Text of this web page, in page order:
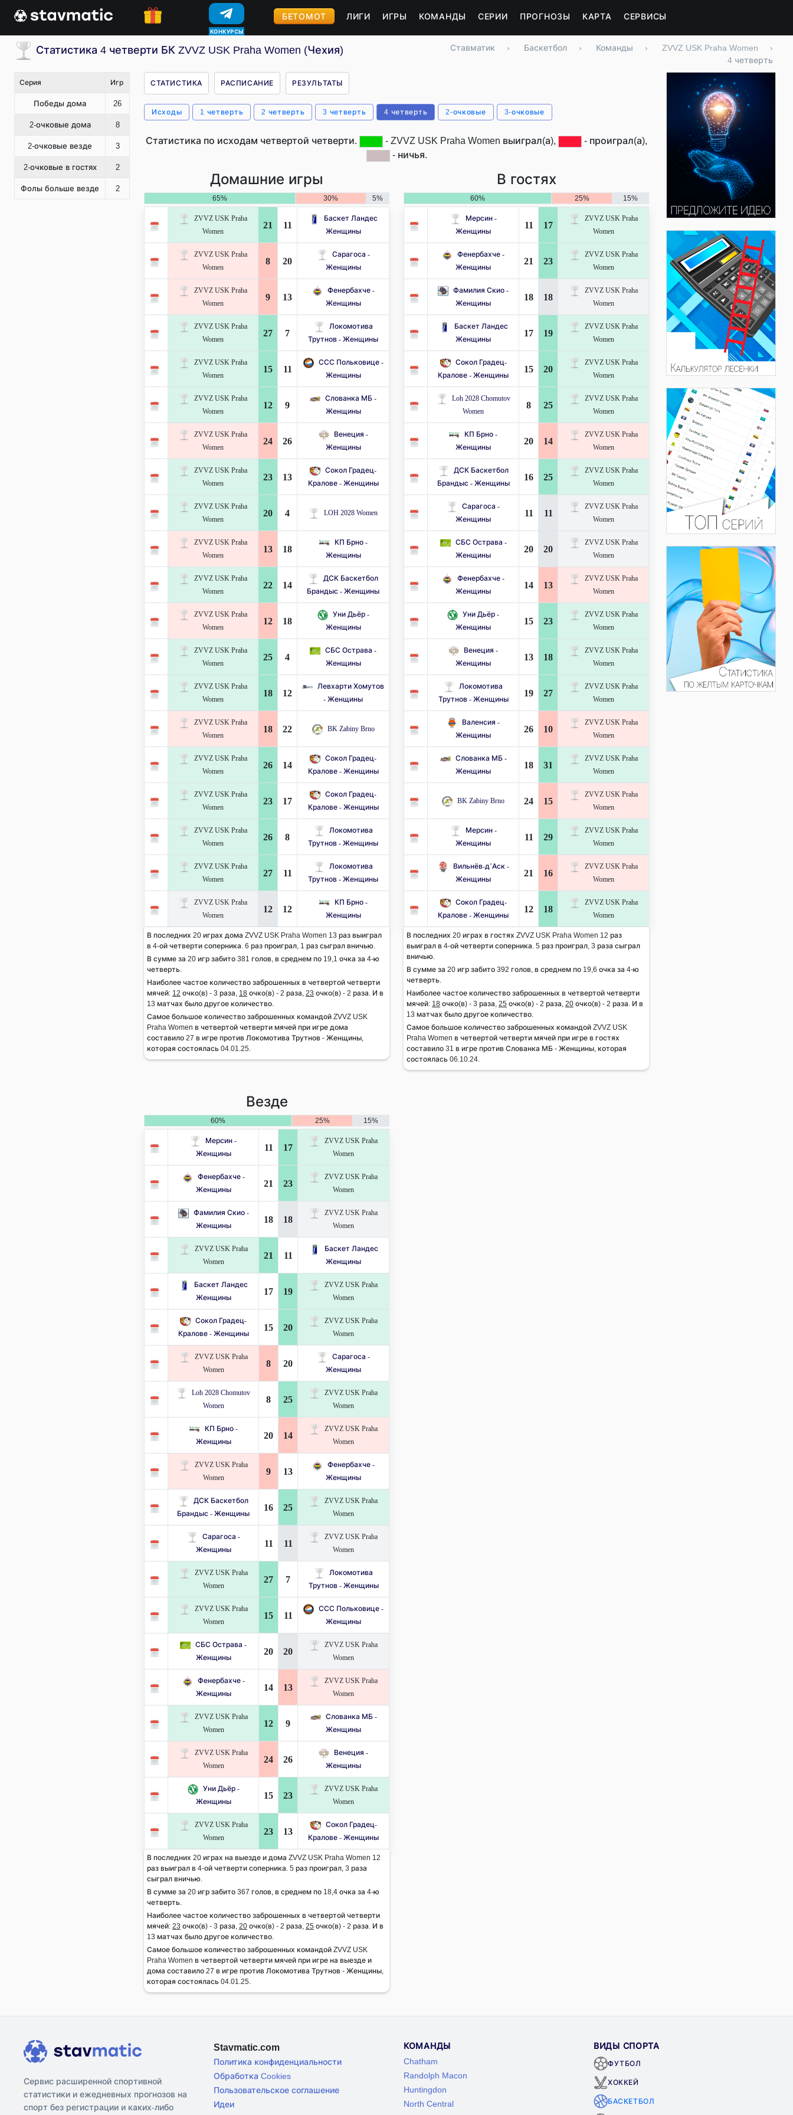
КОНКУРСЫ
БЕТОМОТ ЛИГИ ИГРЫ КОМАНДЫ СЕРИИ ПРОГНОЗЫ КАРТА СЕРВИСЫ
Статистика 4 четверти БК ZVVZ USK Praha Women (Чехия) Ставматик › Баскетбол › Команды › ZVVZ USK Praha Women
›
4 четверть
Серия Игр
Победы дома 26
2-очковые дома 8
2-очковые везде 3
2-очковые в гостях 2
Фолы больше везде 2
СТАТИСТИКА РАСПИСАНИЕ РЕЗУЛЬТАТЫ
Исходы 1 четверть 2 четверть 3 четверть 4 четверть 2-очковые 3-очковые
Статистика по исходам четвертой четверти. - ZVVZ USK Praha Women выиграл(а),
- проиграл(а),
- ничья.
Домашние игры
65% 30% 5%
ZVVZ USK Praha
Women
21 11
Баскет Ландес
Женщины
ZVVZ USK Praha
Women
8 20
Сарагоса -
Женщины
ZVVZ USK Praha
Women
9 13
Фенербахче -
Женщины
ZVVZ USK Praha
Women
27 7
Локомотива
Трутнов - Женщины
ZVVZ USK Praha
Women
15 11
ССС Польковице -
Женщины
ZVVZ USK Praha
Women
12 9
Слованка МБ -
Женщины
ZVVZ USK Praha
Women
24 26
Венеция -
Женщины
ZVVZ USK Praha
Women
23 13
Сокол Градец-
Кралове - Женщины
ZVVZ USK Praha
Women
20 4 LOH 2028 Women
ZVVZ USK Praha
Women
13 18
КП Брно -
Женщины
ZVVZ USK Praha
Women
22 14
ДСК Баскетбол
Брандыс - Женщины
ZVVZ USK Praha
Women
12 18
Уни Дьёр -
Женщины
ZVVZ USK Praha
Women
25 4
СБС Острава -
Женщины
ZVVZ USK Praha
Women
18 12
Левхарти Хомутов
- Женщины
ZVVZ USK Praha
Women
18 22 BK Zabiny Brno
ZVVZ USK Praha
Women
26 14
Сокол Градец-
Кралове - Женщины
ZVVZ USK Praha
Women
23 17
Сокол Градец-
Кралове - Женщины
ZVVZ USK Praha
Women
26 8
Локомотива
Трутнов - Женщины
ZVVZ USK Praha
Women
27 11
Локомотива
Трутнов - Женщины
ZVVZ USK Praha
Women
12 12
КП Брно -
Женщины
В последних 20 играх дома ZVVZ USK Praha Women 13 раз выиграл
в 4-ой четверти соперника. 6 раз проиграл, 1 раз сыграл вничью.
В сумме за 20 игр забито 381 голов, в среднем по 19,1 очка за 4-ю
четверть.
Наиболее частое количество заброшенных в четвертой четверти
мячей: 12 очко(в) - 3 раза, 18 очко(в) - 2 раза, 23 очко(в) - 2 раза. И в
13 матчах было другое количество.
Самое большое количество заброшенных командой ZVVZ USK
Praha Women в четвертой четверти мячей при игре дома
составило 27 в игре против Локомотива Трутнов - Женщины,
которая состоялась 04.01.25.
В гостях
60% 25% 15%
Мерсин -
Женщины
11 17
ZVVZ USK Praha
Women
Фенербахче -
Женщины
21 23
ZVVZ USK Praha
Women
Фамилия Скио -
Женщины
18 18
ZVVZ USK Praha
Women
Баскет Ландес
Женщины
17 19
ZVVZ USK Praha
Women
Сокол Градец-
Кралове - Женщины
15 20
ZVVZ USK Praha
Women
Loh 2028 Chomutov
Women
8 25
ZVVZ USK Praha
Women
КП Брно -
Женщины
20 14
ZVVZ USK Praha
Women
ДСК Баскетбол
Брандыс - Женщины
16 25
ZVVZ USK Praha
Women
Сарагоса -
Женщины
11 11
ZVVZ USK Praha
Women
СБС Острава -
Женщины
20 20
ZVVZ USK Praha
Women
Фенербахче -
Женщины
14 13
ZVVZ USK Praha
Women
Уни Дьёр -
Женщины
15 23
ZVVZ USK Praha
Women
Венеция -
Женщины
13 18
ZVVZ USK Praha
Women
Локомотива
Трутнов - Женщины
19 27
ZVVZ USK Praha
Women
Валенсия -
Женщины
26 10
ZVVZ USK Praha
Women
Слованка МБ -
Женщины
18 31
ZVVZ USK Praha
Women
BK Zabiny Brno 24 15
ZVVZ USK Praha
Women
Мерсин -
Женщины
11 29
ZVVZ USK Praha
Women
Вильнёв-д’Аск -
Женщины
21 16
ZVVZ USK Praha
Women
Сокол Градец-
Кралове - Женщины
12 18
ZVVZ USK Praha
Women
В последних 20 играх в гостях ZVVZ USK Praha Women 12 раз
выиграл в 4-ой четверти соперника. 5 раз проиграл, 3 раза сыграл
вничью.
В сумме за 20 игр забито 392 голов, в среднем по 19,6 очка за 4-ю
четверть.
Наиболее частое количество заброшенных в четвертой четверти
мячей: 18 очко(в) - 3 раза, 25 очко(в) - 2 раза, 20 очко(в) - 2 раза. И в
13 матчах было другое количество.
Самое большое количество заброшенных командой ZVVZ USK
Praha Women в четвертой четверти мячей при игре в гостях
составило 31 в игре против Слованка МБ - Женщины, которая
состоялась 06.10.24.
Везде
60% 25% 15%
Мерсин -
Женщины
11 17
ZVVZ USK Praha
Women
Фенербахче -
Женщины
21 23
ZVVZ USK Praha
Women
Фамилия Скио -
Женщины
18 18
ZVVZ USK Praha
Women
ZVVZ USK Praha
Women
21 11
Баскет Ландес
Женщины
Баскет Ландес
Женщины
17 19
ZVVZ USK Praha
Women
Сокол Градец-
Кралове - Женщины
15 20
ZVVZ USK Praha
Women
ZVVZ USK Praha
Women
8 20
Сарагоса -
Женщины
Loh 2028 Chomutov
Women
8 25
ZVVZ USK Praha
Women
КП Брно -
Женщины
20 14
ZVVZ USK Praha
Women
ZVVZ USK Praha
Women
9 13
Фенербахче -
Женщины
ДСК Баскетбол
Брандыс - Женщины
16 25
ZVVZ USK Praha
Women
Сарагоса -
Женщины
11 11
ZVVZ USK Praha
Women
ZVVZ USK Praha
Women
27 7
Локомотива
Трутнов - Женщины
ZVVZ USK Praha
Women
15 11
ССС Польковице -
Женщины
СБС Острава -
Женщины
20 20
ZVVZ USK Praha
Women
Фенербахче -
Женщины
14 13
ZVVZ USK Praha
Women
ZVVZ USK Praha
Women
12 9
Слованка МБ -
Женщины
ZVVZ USK Praha
Women
24 26
Венеция -
Женщины
Уни Дьёр -
Женщины
15 23
ZVVZ USK Praha
Women
ZVVZ USK Praha
Women
23 13
Сокол Градец-
Кралове - Женщины
В последних 20 играх на выезде и дома ZVVZ USK Praha Women 12
раз выиграл в 4-ой четверти соперника. 5 раз проиграл, 3 раза
сыграл вничью.
В сумме за 20 игр забито 367 голов, в среднем по 18,4 очка за 4-ю
четверть.
Наиболее частое количество заброшенных в четвертой четверти
мячей: 23 очко(в) - 3 раза, 20 очко(в) - 2 раза, 25 очко(в) - 2 раза. И в
13 матчах было другое количество.
Самое большое количество заброшенных командой ZVVZ USK
Praha Women в четвертой четверти мячей при игре на выезде и
дома составило 27 в игре против Локомотива Трутнов - Женщины,
которая состоялась 04.01.25.
Сервис расширенной спортивной
статистики и ежедневных прогнозов на
спорт без регистрации и каких-либо
Stavmatic.com
Политика конфиденциальности
Обработка Cookies
Пользовательское соглашение
Идеи
КОМАНДЫ
Chatham
Randolph Macon
Huntingdon
North Central
ВИДЫ СПОРТА
ФУТБОЛ
ХОККЕЙ
БАСКЕТБОЛ